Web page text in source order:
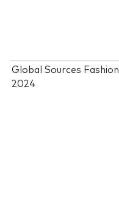
Global Sources Fashion
2024